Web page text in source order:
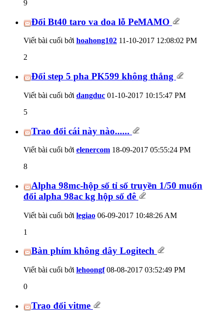
9
Đổi Bt40 taro va doa lỗ PeMAMO
Viết bài cuối bởi hoahong102 11-10-2017 12:08:02 PM
2
Đổi step 5 pha PK599 không thắng
Viết bài cuối bởi dangduc 01-10-2017 10:15:47 PM
5
Trao đổi cái này nào......
Viết bài cuối bởi elenercom 18-09-2017 05:55:24 PM
8
Alpha 98mc-hộp số tỉ số truyền 1/50 muốn
đổi alpha 98ac kg hộp số đê
Viết bài cuối bởi legiao 06-09-2017 10:48:26 AM
1
Bàn phím không dây Logitech
Viết bài cuối bởi lehoongf08-08-2017 03:52:49 PM
0
Trao đổi vitme